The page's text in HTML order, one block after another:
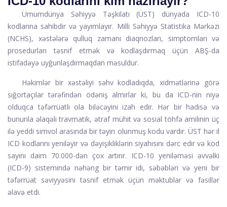
Ümumdünya Səhiyyə Təşkilatı (ÜST) dünyada ICD-10
kodlarına sahibdir və yayımlayır. Milli Səhiyyə Statistika Mərkəzi
(NCHS), xəstələrə qulluq zamanı diaqnozları, simptomları və
prosedurları təsnif etmək və kodlaşdırmaq üçün ABŞ-da
istifadəyə uyğunlaşdırmaqdan məsuldur.
Həkimlər bir xəstəliyi səhv kodladıqda, xidmətlərinə görə
sığortaçılar tərəfindən ödəniş almırlar ki, bu da ICD-nin niyə
olduqca təfərrüatlı ola biləcəyini izah edir. Hər bir hadisə və
bununla əlaqəli travmatik, ətraf mühit və sosial töhfə amilinin üç
ilə yeddi simvol arasında bir təyin olunmuş kodu vardır. ÜST hər il
ICD kodlarını yeniləyir və dəyişikliklərin siyahısını dərc edir və kod
sayını daim 70.000-dən çox artırır. ICD-10 yeniləməsi əvvəlki
(ICD-9) sistemində nəhəng bir təmir idi, səbəbləri və yeni bir
təfərrüat səviyyəsini təsnif etmək üçün məktublar və fəsillər
əlavə etdi.